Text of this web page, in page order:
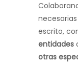
escrito,
entidades
otras